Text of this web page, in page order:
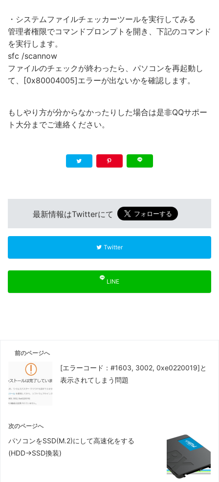
・システムファイルチェッカーツールを実行してみる
管理者権限でコマンドプロンプトを開き、下記のコマンド
を実行します。
sfc /scannow
ファイルのチェックが終わったら、パソコンを再起動し
て、[0x80004005]エラーが出ないかを確認します。
もしやり方が分からなかったりした場合は是非QQサポー
ト大分までご連絡ください。
最新情報はTwitterにて
Twitter
LINE
前のページへ
[エラーコード：#1603, 3002, 0xe0220019]と
表示されてしまう問題
次のページへ
パソコンをSSD(M.2)にして高速化をする
(HDD→SSD換装)